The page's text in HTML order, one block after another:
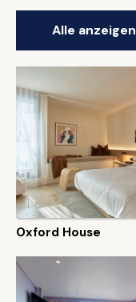
Alle anzeigen
Oxford House